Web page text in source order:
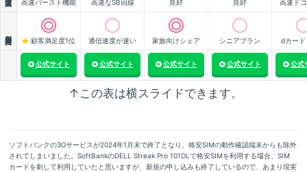
高速バースト機能 高速なSB回線 良好 良好 高速ド
顧客満足度1位 通信速度が速い 家族向けシェア シニアプラン dカード
公式サイト 公式サイト 公式サイト 公式サイト 公式
↑この表は横スライドできます。
ソフトバンクの3Gサービスが2024年1月末で終了となり、格安SIMの動作確認端末からも除外
されてしまいました。SoftBankのDELL Streak Pro 101DLで格安SIMを利用する場合、SIM
カードを刺して利用していたと思いますが、新規の申し込みも終了しているので、あまり現実